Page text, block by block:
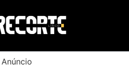
Anúncio